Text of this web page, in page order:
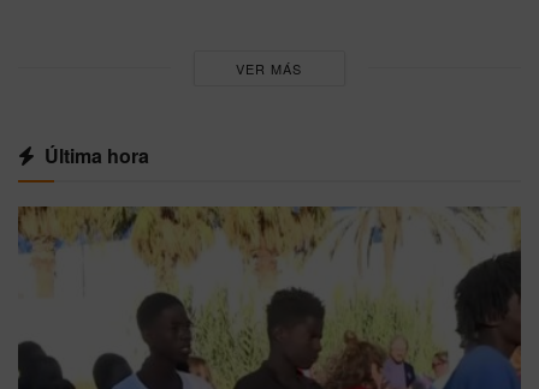
VER MÁS
Última hora